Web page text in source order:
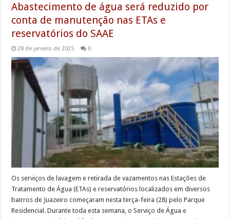
Abastecimento de água será reduzido por
conta de manutenção nas ETAs e
reservatórios do SAAE
28 de janeiro de 2025 0
Os serviços de lavagem e retirada de vazamentos nas Estações de
Tratamento de Água (ETAs) e reservatórios localizados em diversos
bairros de Juazeiro começaram nesta terça-feira (28) pelo Parque
Residencial. Durante toda esta semana, o Serviço de Água e